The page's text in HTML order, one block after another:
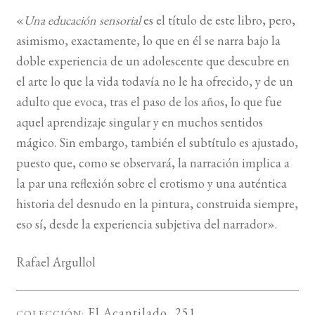
BUSCAR
LISTA DE LIBROS
«Una educación sensoriales el título de este libro, pero,
asimismo, exactamente, lo que en él se narra bajo la
doble experiencia de un adolescente que descubre en
el arte lo que la vida todavía no le ha ofrecido, y de un
adulto que evoca, tras el paso de los años, lo que fue
aquel aprendizaje singular y en muchos sentidos
mágico. Sin embargo, también el subtítulo es ajustado,
puesto que, como se observará, la narración implica a
la par una reflexión sobre el erotismo y una auténtica
historia del desnudo en la pintura, construida siempre,
eso sí, desde la experiencia subjetiva del narrador».
Rafael Argullol